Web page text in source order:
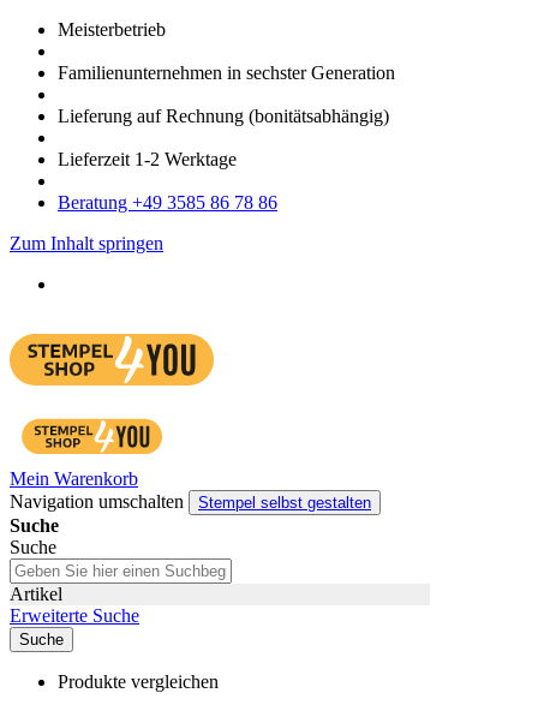
Meister­betrieb
Familien­unter­nehmen in sechster Gene­ration
Lieferung auf Rech­nung (bonitätsabhängig)
Liefer­zeit 1-2 Werk­tage
Bera­tung +49 3585 86 78 86
Zum Inhalt springen
Mein Warenkorb
Navigation umschalten
Stempel selbst gestalten
Suche
Suche
Artikel
Erweiterte Suche
Suche
Produkte vergleichen